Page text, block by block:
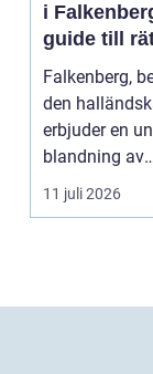
i
guide till
bostad för
Falkenberg,
den
erbjuder en
blandning av
naturskö...
11 juli 2026